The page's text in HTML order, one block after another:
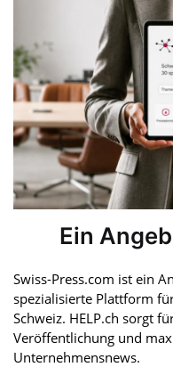
Ein
Swiss-Press.com ist ein
spezialisierte Plattform
Schweiz. HELP.ch sorgt
Veröffentlichung und
Unternehmensnews.